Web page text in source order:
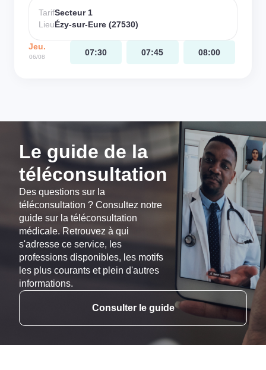
TarifSecteur 1
LieuÉzy-sur-Eure (27530)
Jeu.
06/08 07:30 07:45 08:00
Le guide de la
téléconsultation
Des questions sur la
téléconsultation ? Consultez notre
guide sur la téléconsultation
médicale. Retrouvez à qui
s'adresse ce service, les
professions disponibles, les motifs
les plus courants et plein d'autres
informations.
Consulter le guide